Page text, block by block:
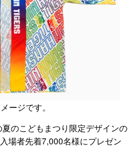
ージです。
のこどもまつり限定デザインの
場者先着7,000名様にプレゼン